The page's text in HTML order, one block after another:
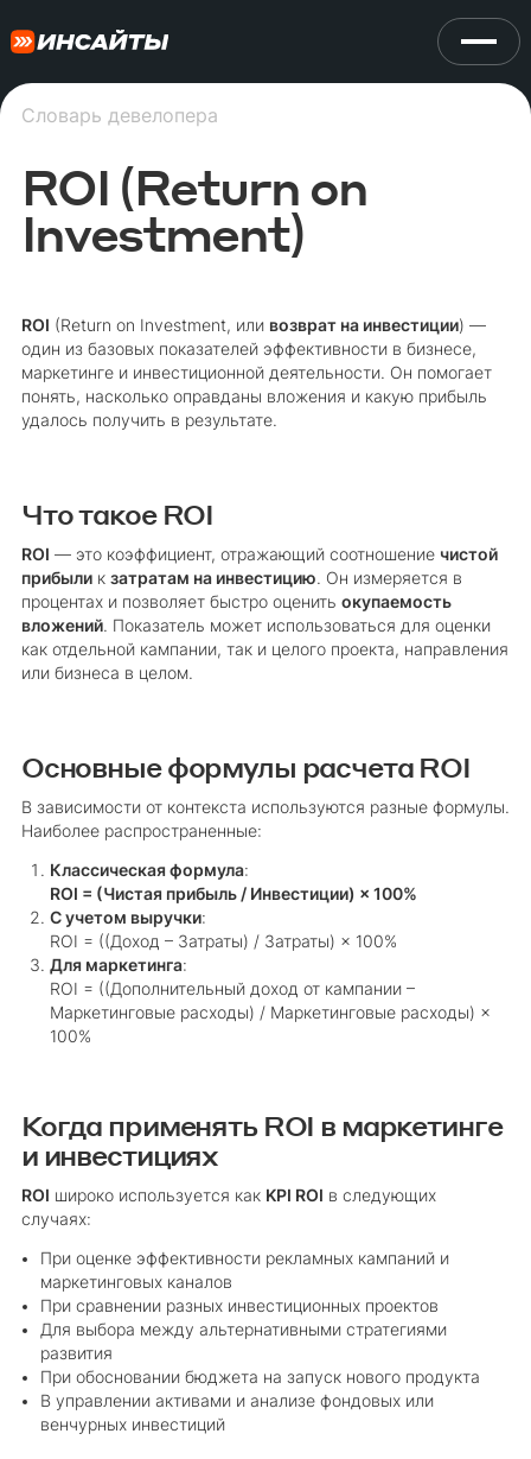
Словарь девелопера
ROI (Return on
Investment)
ROI (Return on Investment, или возврат на инвестиции) —
один из базовых показателей эффективности в бизнесе,
маркетинге и инвестиционной деятельности. Он помогает
понять, насколько оправданы вложения и какую прибыль
удалось получить в результате.
Что такое ROI
ROI — это коэффициент, отражающий соотношение чистой
прибылик затратам на инвестицию. Он измеряется в
процентах и позволяет быстро оценить окупаемость
вложений. Показатель может использоваться для оценки
как отдельной кампании, так и целого проекта, направления
или бизнеса в целом.
Основные формулы расчета ROI
В зависимости от контекста используются разные формулы.
Наиболее распространенные:
Классическая формула:
ROI = (Чистая прибыль / Инвестиции) × 100%
С учетом выручки:
ROI = ((Доход – Затраты) / Затраты) × 100%
Для маркетинга:
ROI = ((Дополнительный доход от кампании –
Маркетинговые расходы) / Маркетинговые расходы) ×
100%
Когда применять ROI в маркетинге
и инвестициях
ROI широко используется как KPI ROI в следующих
случаях:
При оценке эффективности рекламных кампаний и
маркетинговых каналов
При сравнении разных инвестиционных проектов
Для выбора между альтернативными стратегиями
развития
При обосновании бюджета на запуск нового продукта
В управлении активами и анализе фондовых или
венчурных инвестиций